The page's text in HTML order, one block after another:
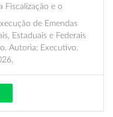
Fiscalização e o
de Emendas
Estaduais e Federais
Autoria: Executivo.